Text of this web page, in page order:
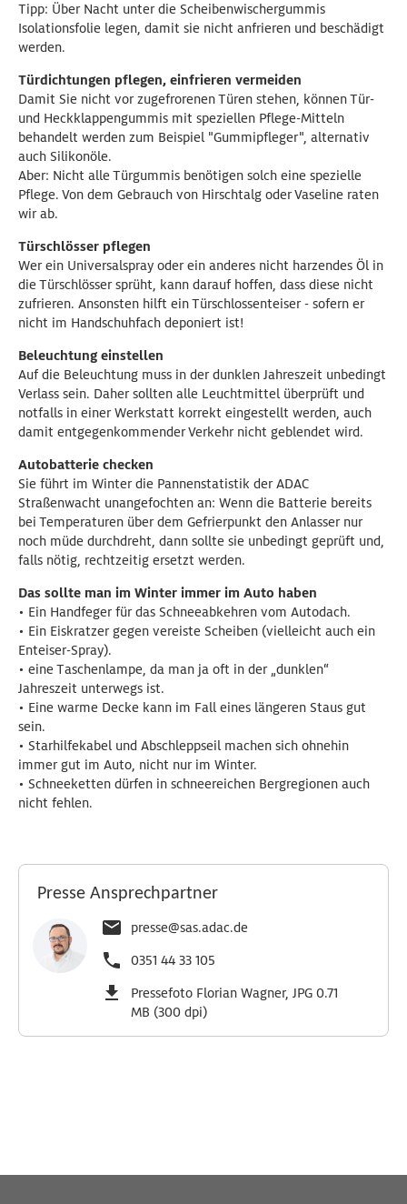
Tipp: Über Nacht unter die Scheibenwischergummis
Isolationsfolie legen, damit sie nicht anfrieren und beschädigt
werden.
Türdichtungen pflegen, einfrieren vermeiden
Damit Sie nicht vor zugefrorenen Türen stehen, können Tür-
und Heckklappengummis mit speziellen Pflege-Mitteln
behandelt werden zum Beispiel "Gummipfleger", alternativ
auch Silikonöle.
Aber: Nicht alle Türgummis benötigen solch eine spezielle
Pflege. Von dem Gebrauch von Hirschtalg oder Vaseline raten
wir ab.
Türschlösser pflegen
Wer ein Universalspray oder ein anderes nicht harzendes Öl in
die Türschlösser sprüht, kann darauf hoffen, dass diese nicht
zufrieren. Ansonsten hilft ein Türschlossenteiser - sofern er
nicht im Handschuhfach deponiert ist!
Beleuchtung einstellen
Auf die Beleuchtung muss in der dunklen Jahreszeit unbedingt
Verlass sein. Daher sollten alle Leuchtmittel überprüft und
notfalls in einer Werkstatt korrekt eingestellt werden, auch
damit entgegenkommender Verkehr nicht geblendet wird.
Autobatterie checken
Sie führt im Winter die Pannenstatistik der ADAC
Straßenwacht unangefochten an: Wenn die Batterie bereits
bei Temperaturen über dem Gefrierpunkt den Anlasser nur
noch müde durchdreht, dann sollte sie unbedingt geprüft und,
falls nötig, rechtzeitig ersetzt werden.
Das sollte man im Winter immer im Auto haben
• Ein Handfeger für das Schneeabkehren vom Autodach.
• Ein Eiskratzer gegen vereiste Scheiben (vielleicht auch ein
Enteiser-Spray).
• eine Taschenlampe, da man ja oft in der „dunklen“
Jahreszeit unterwegs ist.
• Eine warme Decke kann im Fall eines längeren Staus gut
sein.
• Starhilfekabel und Abschleppseil machen sich ohnehin
immer gut im Auto, nicht nur im Winter.
• Schneeketten dürfen in schneereichen Bergregionen auch
nicht fehlen.
Presse Ansprechpartner
presse@sas.adac.de
0351 44 33 105
Pressefoto Florian Wagner, JPG 0.71
MB (300 dpi)